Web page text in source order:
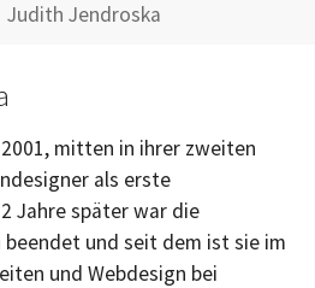
Judith Jendroska
mitten in ihrer zweiten
als erste
Jahre später war die
und seit dem ist sie im
und Webdesign bei